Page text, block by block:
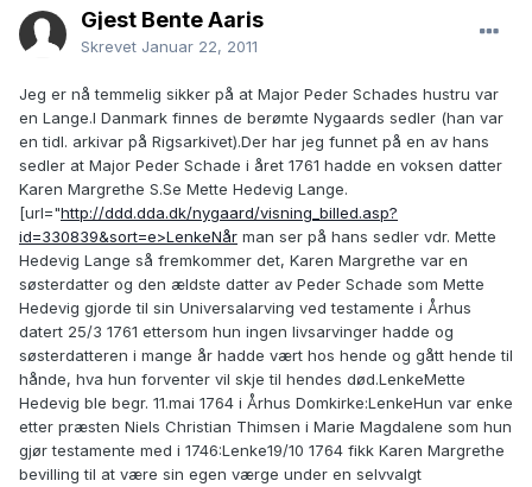
Gjest Bente Aaris
Skrevet Januar 22, 2011
Jeg er nå temmelig sikker på at Major Peder Schades hustru var
en Lange.I Danmark finnes de berømte Nygaards sedler (han var
en tidl. arkivar på Rigsarkivet).Der har jeg funnet på en av hans
sedler at Major Peder Schade i året 1761 hadde en voksen datter
Karen Margrethe S.Se Mette Hedevig Lange.
[url="http://ddd.dda.dk/nygaard/visning_billed.asp?
id=330839&sort=e>LenkeNår man ser på hans sedler vdr. Mette
Hedevig Lange så fremkommer det, Karen Margrethe var en
søsterdatter og den ældste datter av Peder Schade som Mette
Hedevig gjorde til sin Universalarving ved testamente i Århus
datert 25/3 1761 ettersom hun ingen livsarvinger hadde og
søsterdatteren i mange år hadde vært hos hende og gått hende til
hånde, hva hun forventer vil skje til hendes død.LenkeMette
Hedevig ble begr. 11.mai 1764 i Århus Domkirke:LenkeHun var enke
etter præsten Niels Christian Thimsen i Marie Magdalene som hun
gjør testamente med i 1746:Lenke19/10 1764 fikk Karen Margrethe
bevilling til at være sin egen værge under en selvvalgt